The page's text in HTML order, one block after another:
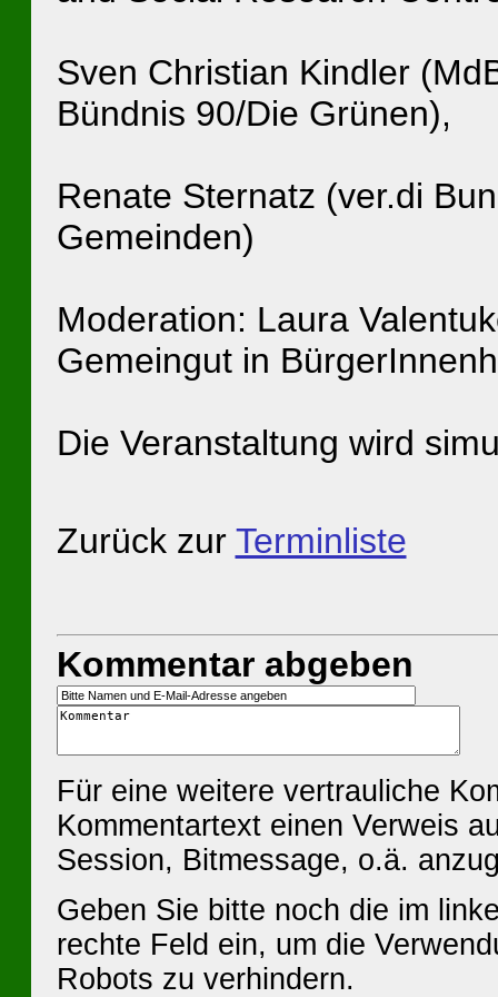
Sven Christian Kindler
Bündnis 90/Die Grünen),
Renate Sternatz (ver.di
Gemeinden)
Moderation: Laura
Gemeingut in
Die Veranstaltung wird
Zurück zur Terminliste
Kommentar abgeben
Für eine weitere vertrauliche
Kommentartext einen Verweis
Session, Bitmessage, o.ä.
Geben Sie bitte noch die im
rechte Feld ein, um die
Robots zu verhindern.